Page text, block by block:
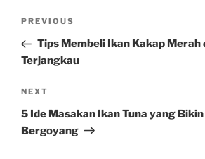
Previous
Post
PREVIOUS
Tips Membeli Ikan Kakap Merah
Terjangkau
Next
Post
NEXT
5 Ide Masakan Ikan Tuna yang
Bergoyang